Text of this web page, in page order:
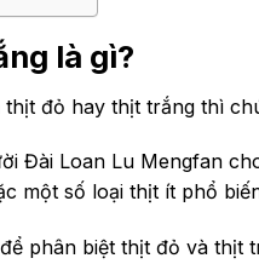
là gì?
đỏ hay thịt trắng thì
Đài Loan Lu Mengfan
một số loại thịt ít phổ
phân biệt thịt đỏ và thịt